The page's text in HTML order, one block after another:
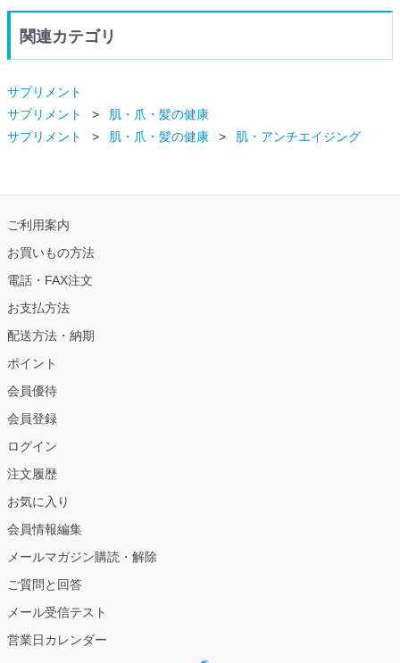
関連カテゴリ
サプリメント
サプリメント
肌・爪・髪の健康
サプリメント
肌・爪・髪の健康 肌・アンチエイジング
ご利用案内
お買いもの方法
電話・FAX注文
お支払方法
配送方法・納期
ポイント
会員優待
会員登録
ログイン
注文履歴
お気に入り
会員情報編集
メールマガジン購読・解除
ご質問と回答
メール受信テスト
営業日カレンダー